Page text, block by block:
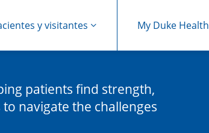
y visitantes My Duke Health
patients find strength,
navigate the challenges